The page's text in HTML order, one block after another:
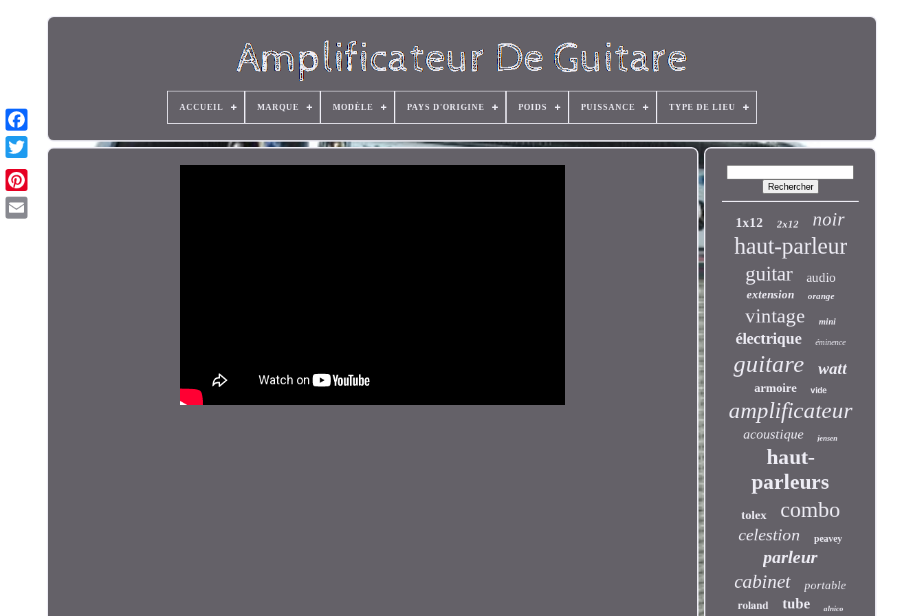
ACCUEIL MARQUE MODÈLE PAYS D'ORIGINE POIDS PUISSANCE TYPE DE LIEU
1x12 2x12 noir
haut-parleur
guitar audio
extension orange
vintage mini
électrique éminence
guitare watt
armoire vide
amplificateur
acoustique jensen
haut-
parleurs
tolex combo
celestion peavey
parleur
cabinet portable
roland tube alnico